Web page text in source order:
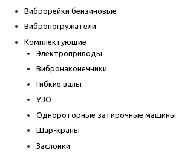
Виброрейки бензиновые
Вибропогружатели
Комплектующие
Электроприводы
Вибронаконечники
Гибкие валы
УЗО
Однороторные затирочные машины
Шар-краны
Заслонки